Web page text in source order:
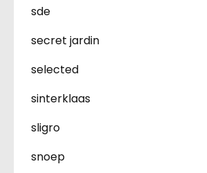
sde
secret jardin
selected
sinterklaas
sligro
snoep